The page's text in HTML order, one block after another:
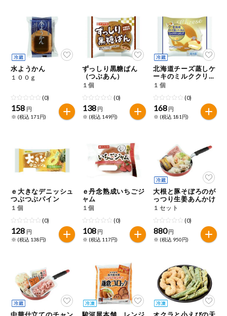
推しコープ
年間登録米
水ようかん
１００ｇ
(0)
158 円
※ (税込 171円)
ずっしり黒糖ぱん
（つぶあん）
１個
(0)
138 円
※ (税込 149円)
北海道チーズ蒸しケ
ーキのミルククリー
ムサンド
１個
(0)
168 円
※ (税込 181円)
ｅ大きなデニッシュ
つぶつぶパイン
１個
(0)
128 円
※ (税込 138円)
ｅ丹念熟成いちごジ
ャム
１個
(0)
108 円
※ (税込 117円)
大根と豚そぼろのが
っつり生姜あんかけ
１セット
(0)
880円
※ (税込 950円)